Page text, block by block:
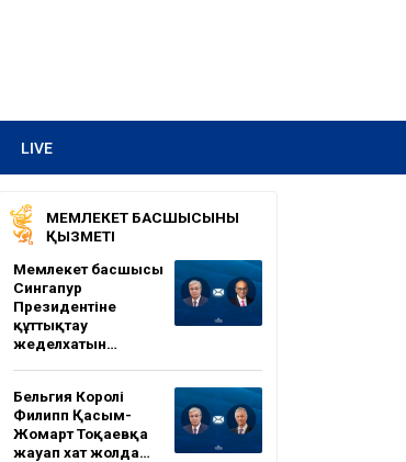
LIVE
МЕМЛЕКЕТ БАСШЫСЫНЫҢ
ҚЫЗМЕТІ
Мемлекет басшысы
Сингапур
Президентіне
құттықтау
жеделхатын…
Бельгия Королі
Филипп Қасым-
Жомарт Тоқаевқа
жауап хат жолда…